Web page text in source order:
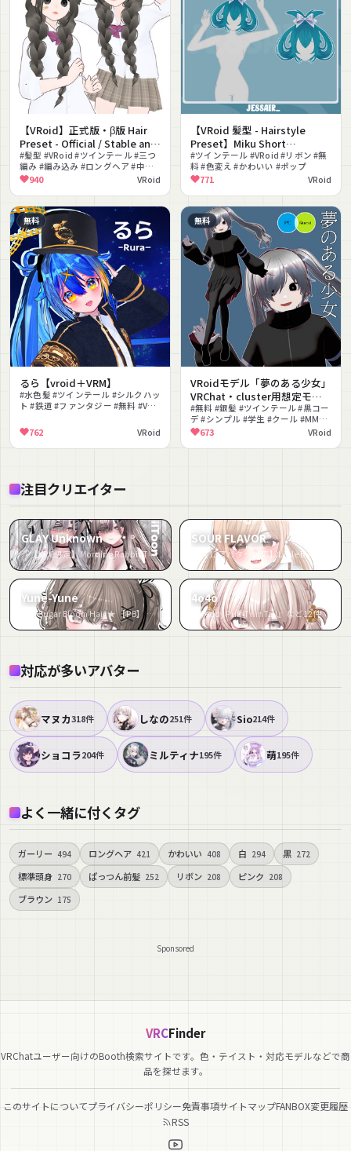
【VRoid】正式版・β版 Hair
Preset - Official / Stable and
Beta Version - Long Twintail
Front Braids - ツインテールロ
ング三つ編み
#髪型 #VRoid #ツインテール #三つ
編み #編み込み #ロングヘア #中華
風 #ヘアプリセット #ヘアテクスチ
940 VRoid
【VRoid 髪型 - Hairstyle
Preset】Miku Short
Hairstyle with PHYSICS and
Accessories | Cute | Giggle |
Aesthetic | Vtuber Girl
#ツインテール #VRoid #リボン #無
料 #色変え #かわいい #ポップ
771 VRoid
無料
るら【vroid＋VRM】
#水色髪 #ツインテール #シルクハッ
ト #鉄道 #ファンタジー #無料 #VRM
762 VRoid
無料
VRoidモデル「夢のある少女」
VRChat・cluster用想定モデ
ル
#無料 #銀髪 #ツインテール #黒コー
デ #シンプル #学生 #クール #MMD
対応 #改変
673 VRoid
注目クリエイター
GLAY Unknown
『【VRC想定】Morning Rabbit Two Side Twin Tail Hair』など29件
SOUR FLAVOR
Yune-Yune
『★Sugar Bloom Hair ★ 【PB】 【11 Avatars】』など18件
4o4o
『Teddy Puff TwinTail』など12件
対応が多いアバター
マヌカ318件 しなの251件 Sio214件
ショコラ204件 ミルティナ195件 萌195件
よく一緒に付くタグ
ガーリー 494 ロングヘア 421 かわいい 408 白 294 黒 272
標準頭身 270 ぱっつん前髪 252 リボン 208 ピンク 208
ブラウン 175
Sponsored
VRCFinder
VRChatユーザー向けのBooth検索サイトです。色・テイスト・対応モデルなどで商
品を探せます。
このサイトについてプライバシーポリシー免責事項サイトマップFANBOX変更履歴
RSS